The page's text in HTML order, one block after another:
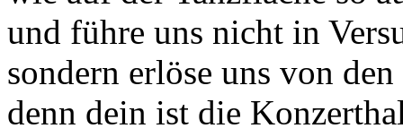
und führe uns nicht in
sondern erlöse uns von
denn dein ist die